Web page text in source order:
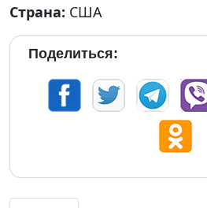
Страна: США
Поделиться: